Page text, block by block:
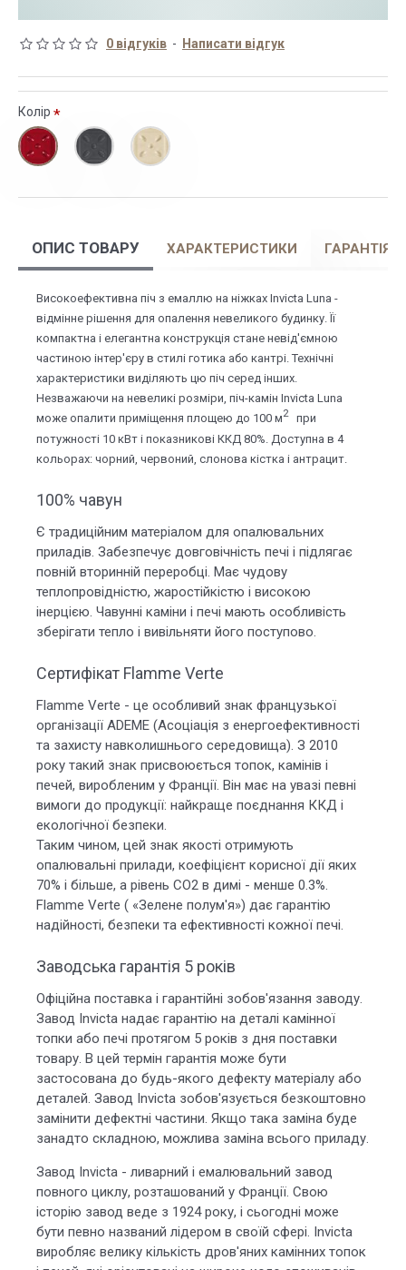
0 відгуків - Написати відгук
Колір
ОПИС ТОВАРУ ХАРАКТЕРИСТИКИ ГАРАНТІЯ
Високоефективна піч з емаллю на ніжках Invicta Luna -
відмінне рішення для опалення невеликого будинку. Її
компактна і елегантна конструкція стане невід'ємною
частиною інтер'єру в стилі готика або кантрі. Технічні
характеристики виділяють цю піч серед інших.
Незважаючи на невеликі розміри, піч-камін Invicta Luna
може опалити приміщення площею до 100 м2
при
потужності 10 кВт і показникові ККД 80%. Доступна в 4
кольорах: чорний, червоний, слонова кістка і антрацит.
100% чавун
Є традиційним матеріалом для опалювальних
приладів. Забезпечує довговічність печі і підлягає
повній вторинній переробці. Має чудову
теплопровідністю, жаростійкістю і високою
інерцією. Чавунні каміни і печі мають особливість
зберігати тепло і вивільняти його поступово.
Сертифікат Flamme Verte
Flamme Verte - це особливий знак французької
організації ADEME (Асоціація з енергоефективності
та захисту навколишнього середовища). З 2010
року такий знак присвоюється топок, камінів і
печей, виробленим у Франції. Він має на увазі певні
вимоги до продукції: найкраще поєднання ККД і
екологічної безпеки.
Таким чином, цей знак якості отримують
опалювальні прилади, коефіцієнт корисної дії яких
70% і більше, а рівень СО2 в димі - менше 0.3%.
Flamme Verte ( «Зелене полум'я») дає гарантію
надійності, безпеки та ефективності кожної печі.
Заводська гарантія 5 років
Офіційна поставка і гарантійні зобов'язання заводу.
Завод Invicta надає гарантію на деталі камінної
топки або печі протягом 5 років з дня поставки
товару. В цей термін гарантія може бути
застосована до будь-якого дефекту матеріалу або
деталей. Завод Invicta зобов'язується безкоштовно
замінити дефектні частини. Якщо така заміна буде
занадто складною, можлива заміна всього приладу.
Завод Invicta - ливарний і емалювальний завод
повного циклу, розташований у Франції. Свою
історію завод веде з 1924 року, і сьогодні може
бути певно названий лідером в своїй сфері. Invicta
виробляє велику кількість дров'яних камінних топок